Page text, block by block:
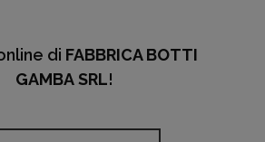
di FABBRICA BOTTI
GAMBA SRL!